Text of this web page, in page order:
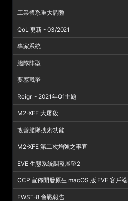
工業體系重大調整
QoL 更新 - 03/2021
專家系統
艦隊陣型
要塞戰爭
Reign - 2021年Q1主題
M2-XFE 大屠殺
改善艦隊搜索功能
M2-XFE 第二次增強之事宜
EVE 生態系統調整展望2
CCP 宣佈開發原生 macOS 版 EVE 客戶端
FWST-8 會戰報告